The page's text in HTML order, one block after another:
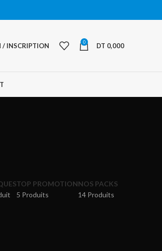
/ INSCRIPTION 0 DT 0,000
TOP PROMOTION
5 Produits
NOS PACKS
14 Produits